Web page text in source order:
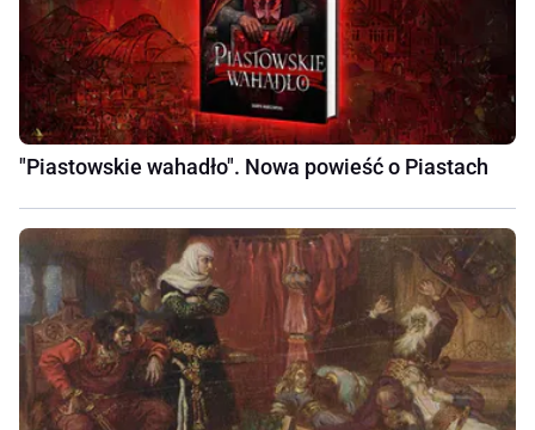
"Piastowskie wahadło". Nowa powieść o Piastach